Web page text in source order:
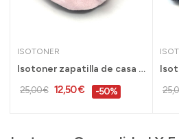
ISOTONER
Isotoner zapatilla de casa peluche cerdito niña...
25,00 € 12,50 € -50%